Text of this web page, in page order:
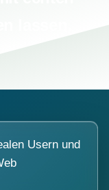
Usern und